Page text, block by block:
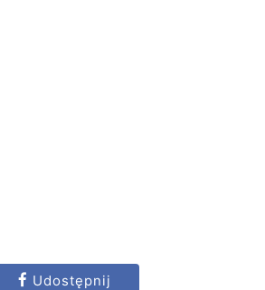
Udostępnij